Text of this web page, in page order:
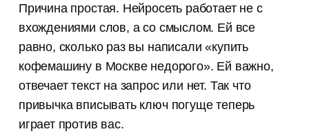
Причина простая. Нейросеть работает не с
вхождениями слов, а со смыслом. Ей все
равно, сколько раз вы написали «купить
кофемашину в Москве недорого». Ей важно,
отвечает текст на запрос или нет. Так что
привычка вписывать ключ погуще теперь
играет против вас.